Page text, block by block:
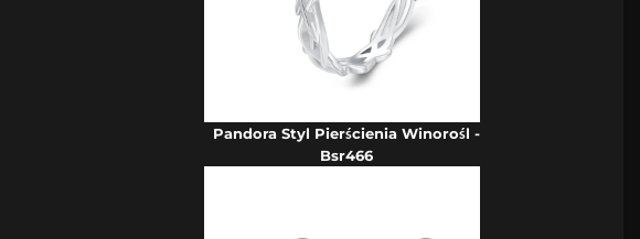
Pandora Styl Pierścienia Winorośl -
Bsr466